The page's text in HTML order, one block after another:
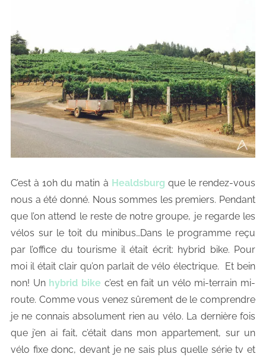
C’est à 10h du matin à Healdsburg que le rendez-vous
nous a été donné. Nous sommes les premiers. Pendant
que l’on attend le reste de notre groupe, je regarde les
vélos sur le toit du minibus…Dans le programme reçu
par l’office du tourisme il était écrit: hybrid bike. Pour
moi il était clair qu’on parlait de vélo électrique. Et bein
non! Un hybrid bike c’est en fait un vélo mi-terrain mi-
route. Comme vous venez sûrement de le comprendre
je ne connais absolument rien au vélo. La dernière fois
que j’en ai fait, c’était dans mon appartement, sur un
vélo fixe donc, devant je ne sais plus quelle série tv et